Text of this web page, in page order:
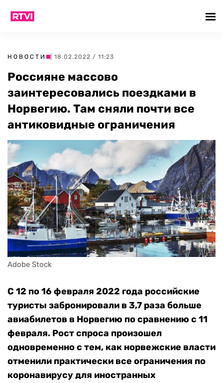
НОВОСТИ | 18.02.2022 / 11:23
Россияне массово
заинтересовались поездками в
Норвегию. Там сняли почти все
антиковидные ограничения
Adobe Stock
С 12 по 16 февраля 2022 года российские
туристы забронировали в 3,7 раза больше
авиабилетов в Норвегию по сравнению с 11
февраля. Рост спроса произошел
одновременно с тем, как норвежские власти
отменили практически все ограничения по
коронавирусу для иностранных